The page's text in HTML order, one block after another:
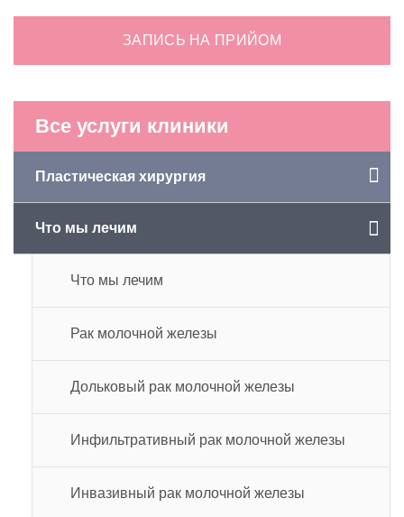
Все услуги клиники
Пластическая хирургия
Что мы лечим
Что мы лечим
Рак молочной железы
Дольковый рак молочной железы
Инфильтративный рак молочной железы
Инвазивный рак молочной железы
ЗАПИСЬ НА ПРИЙОМ